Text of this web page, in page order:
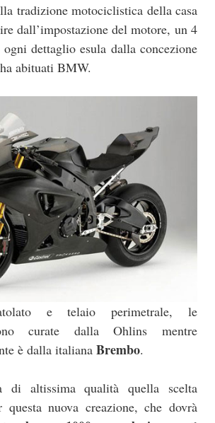
tradizione motociclistica della casa
dall’impostazione del motore, un 4
dettaglio esula dalla concezione
abituati BMW.
e telaio perimetrale, le
curate dalla Ohlins mentre
è dalla italiana Brembo.
di altissima qualità quella scelta
nuova creazione, che dovrà